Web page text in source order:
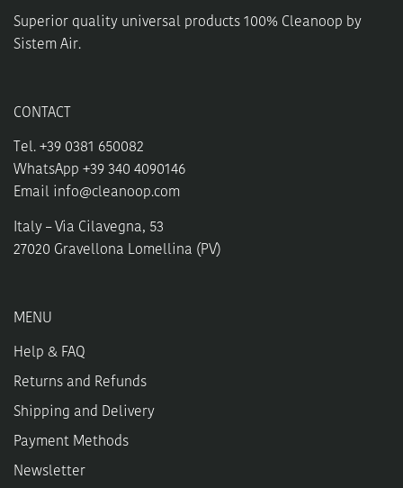
Superior quality universal products 100% Cleanoop by
Sistem Air.
CONTACT
Tel. +39 0381 650082
WhatsApp +39 340 4090146
Email info@cleanoop.com
Italy – Via Cilavegna, 53
27020 Gravellona Lomellina (PV)
MENU
Help & FAQ
Returns and Refunds
Shipping and Delivery
Payment Methods
Newsletter